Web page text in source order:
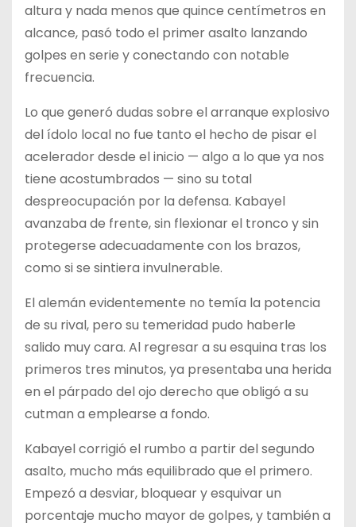
altura y nada menos que quince centímetros en
alcance, pasó todo el primer asalto lanzando
golpes en serie y conectando con notable
frecuencia.
Lo que generó dudas sobre el arranque explosivo
del ídolo local no fue tanto el hecho de pisar el
acelerador desde el inicio — algo a lo que ya nos
tiene acostumbrados — sino su total
despreocupación por la defensa. Kabayel
avanzaba de frente, sin flexionar el tronco y sin
protegerse adecuadamente con los brazos,
como si se sintiera invulnerable.
El alemán evidentemente no temía la potencia
de su rival, pero su temeridad pudo haberle
salido muy cara. Al regresar a su esquina tras los
primeros tres minutos, ya presentaba una herida
en el párpado del ojo derecho que obligó a su
cutman a emplearse a fondo.
Kabayel corrigió el rumbo a partir del segundo
asalto, mucho más equilibrado que el primero.
Empezó a desviar, bloquear y esquivar un
porcentaje mucho mayor de golpes, y también a